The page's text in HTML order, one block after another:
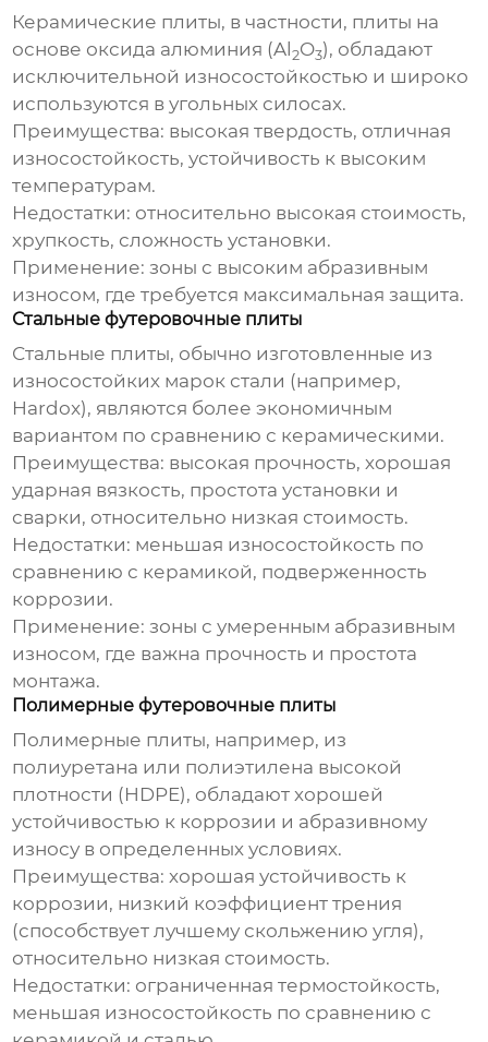
Керамические плиты, в частности, плиты на
основе оксида алюминия (Al2O3), обладают
исключительной износостойкостью и широко
используются в угольных силосах.
Преимущества: высокая твердость, отличная
износостойкость, устойчивость к высоким
температурам.
Недостатки: относительно высокая стоимость,
хрупкость, сложность установки.
Применение: зоны с высоким абразивным
износом, где требуется максимальная защита.
Стальные футеровочные плиты
Стальные плиты, обычно изготовленные из
износостойких марок стали (например,
Hardox), являются более экономичным
вариантом по сравнению с керамическими.
Преимущества: высокая прочность, хорошая
ударная вязкость, простота установки и
сварки, относительно низкая стоимость.
Недостатки: меньшая износостойкость по
сравнению с керамикой, подверженность
коррозии.
Применение: зоны с умеренным абразивным
износом, где важна прочность и простота
монтажа.
Полимерные футеровочные плиты
Полимерные плиты, например, из
полиуретана или полиэтилена высокой
плотности (HDPE), обладают хорошей
устойчивостью к коррозии и абразивному
износу в определенных условиях.
Преимущества: хорошая устойчивость к
коррозии, низкий коэффициент трения
(способствует лучшему скольжению угля),
относительно низкая стоимость.
Недостатки: ограниченная термостойкость,
меньшая износостойкость по сравнению с